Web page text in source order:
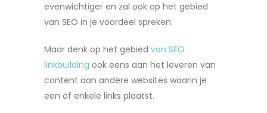
evenwichtiger en zal ook op het gebied
van SEO in je voordeel spreken.
Maar denk op het gebied van SEO
linkbuilding ook eens aan het leveren van
content aan andere websites waarin je
een of enkele links plaatst.